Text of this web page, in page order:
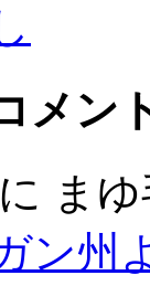
メン
に ま
ン州